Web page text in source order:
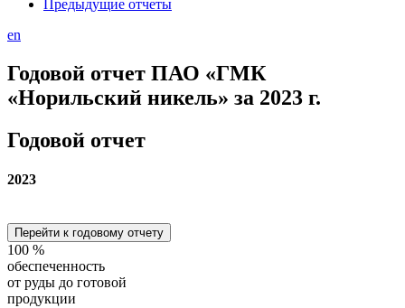
Предыдущие отчеты
en
Годовой отчет ПАО «ГМК
«Норильский никель» за 2023 г.
Годовой отчет
2023
Перейти к годовому отчету
100 %
обеспеченность
от руды до готовой
продукции